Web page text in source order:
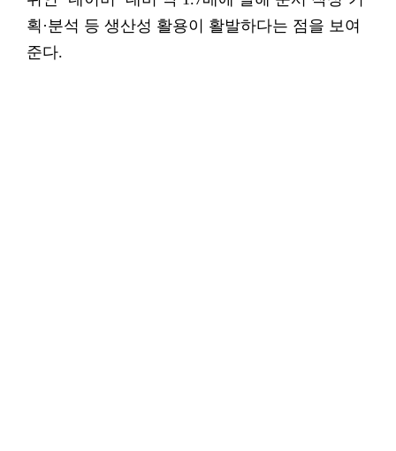
획·분석 등 생산성 활용이 활발하다는 점을 보여
준다.